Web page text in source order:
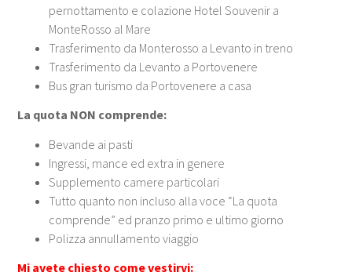
pernottamento e colazione Hotel Souvenir a
MonteRosso al Mare
Trasferimento da Monterosso a Levanto in treno
Trasferimento da Levanto a Portovenere
Bus gran turismo da Portovenere a casa
La quota NON comprende:
Bevande ai pasti
Ingressi, mance ed extra in genere
Supplemento camere particolari
Tutto quanto non incluso alla voce “La quota
comprende” ed pranzo primo e ultimo giorno
Polizza annullamento viaggio
Mi avete chiesto come vestirvi: